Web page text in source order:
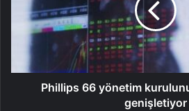
Phillips 66 yönetim
genişletiyor